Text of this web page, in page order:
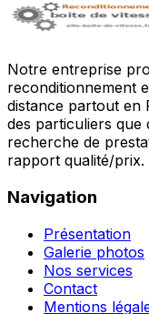
Notre entreprise
reconditionnement
distance partout en
des particuliers que
recherche de
rapport qualité/prix.
Navigation
Présentation
Galerie photos
Nos services
Contact
Mentions